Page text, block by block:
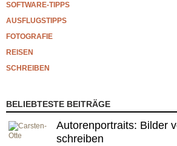
SOFTWARE-TIPPS
AUSFLUGSTIPPS
FOTOGRAFIE
REISEN
SCHREIBEN
BELIEBTESTE BEITRÄGE
Autorenportraits: Bilder
schreiben